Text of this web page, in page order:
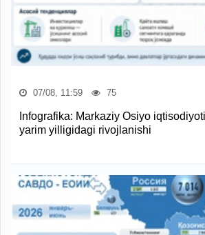
07/08, 11:59 75
Infografika: Markaziy Osiyo
yarim yilligidagi rivojlanishi